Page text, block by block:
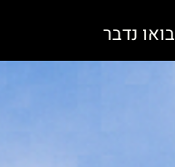
בואו נדבר